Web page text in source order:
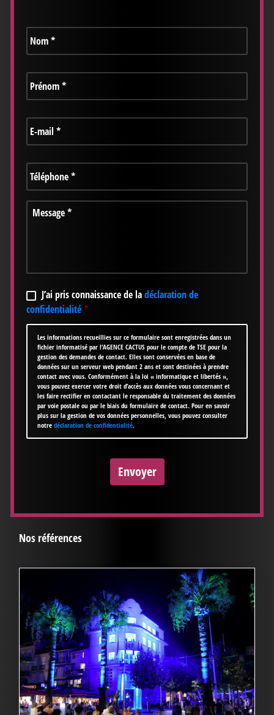
Nom *
Prénom *
E-
mail *
Téléphone *
Message *
RGPD *
J’ai pris connaissance de ladéclaration de
confidentialité*
Les informations recueillies sur ce formulaire sont enregistrées dans un
fichier informatisé par l’AGENCE CACTUS pour le compte de TSE pour la
gestion des demandes de contact. Elles sont conservées en base de
données sur un serveur web pendant 2 ans et sont destinées à prendre
contact avec vous. Conformément à la loi « informatique et libertés »,
vous pouvez exercer votre droit d’accès aux données vous concernant et
les faire rectifier en contactant le responsable du traitement des données
par voie postale ou par le biais du formulaire de contact. Pour en savoir
plus sur la gestion de vos données personnelles, vous pouvez consulter
notre déclaration de confidentialité.
Envoyer
Nos références